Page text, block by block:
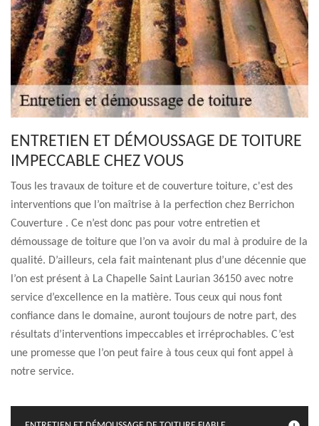
ENTRETIEN ET DÉMOUSSAGE DE TOITURE
IMPECCABLE CHEZ VOUS
Tous les travaux de toiture et de couverture toiture, c'est des
interventions que l’on maîtrise à la perfection chez Berrichon
Couverture . Ce n’est donc pas pour votre entretien et
démoussage de toiture que l’on va avoir du mal à produire de la
qualité. D’ailleurs, cela fait maintenant plus d’une décennie que
l’on est présent à La Chapelle Saint Laurian 36150 avec notre
service d’excellence en la matière. Tous ceux qui nous font
confiance dans le domaine, auront toujours de notre part, des
résultats d’interventions impeccables et irréprochables. C’est
une promesse que l’on peut faire à tous ceux qui font appel à
notre service.